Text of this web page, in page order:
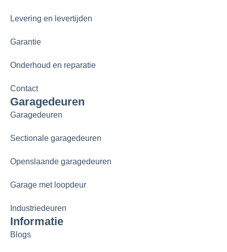
Levering en levertijden
Garantie
Onderhoud en reparatie
Contact
Garagedeuren
Garagedeuren
Sectionale garagedeuren
Openslaande garagedeuren
Garage met loopdeur
Industriedeuren
Informatie
Blogs